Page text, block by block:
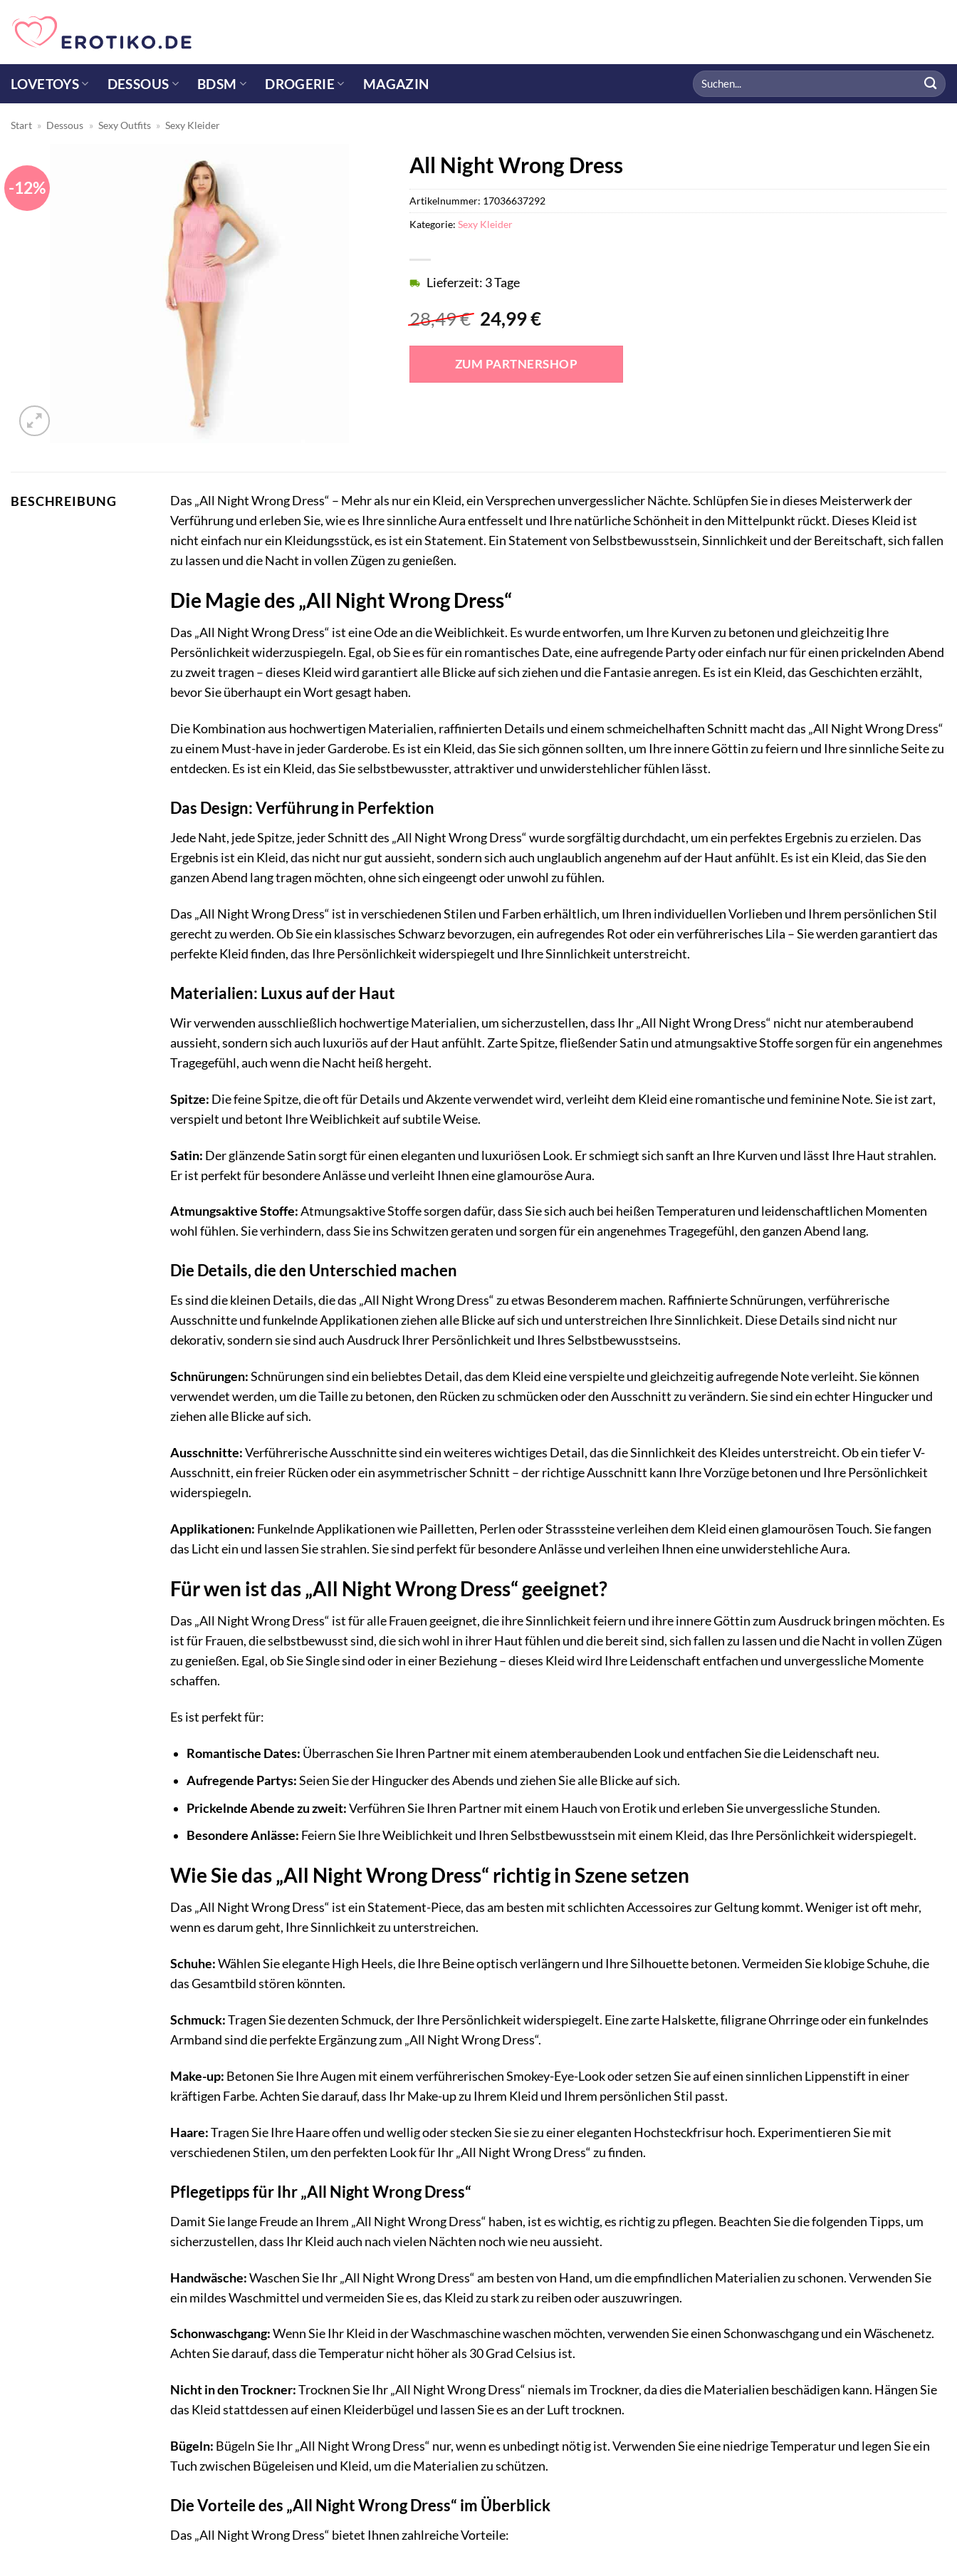
Inhalt
springen
LOVETOYS DESSOUS BDSM DROGERIE MAGAZIN
Suchen
nach:
Start » Dessous » Sexy Outfits » Sexy Kleider
-12%
All Night Wrong Dress
28,49€ Ursprünglicher
Preis
war:
28,49 €
24,99€Aktueller
ist:
24,99 €.
Lieferzeit: 3 Tage
ZUM PARTNERSHOP
Artikelnummer: 17036637292
Kategorie: Sexy Kleider
BESCHREIBUNG
Das „All Night Wrong Dress“ – Mehr als nur ein Kleid, ein Versprechen unvergesslicher Nächte. Schlüpfen Sie in dieses Meisterwerk der
Verführung und erleben Sie, wie es Ihre sinnliche Aura entfesselt und Ihre natürliche Schönheit in den Mittelpunkt rückt. Dieses Kleid ist
nicht einfach nur ein Kleidungsstück, es ist ein Statement. Ein Statement von Selbstbewusstsein, Sinnlichkeit und der Bereitschaft, sich fallen
zu lassen und die Nacht in vollen Zügen zu genießen.
Die Magie des „All Night Wrong Dress“
Das „All Night Wrong Dress“ ist eine Ode an die Weiblichkeit. Es wurde entworfen, um Ihre Kurven zu betonen und gleichzeitig Ihre
Persönlichkeit widerzuspiegeln. Egal, ob Sie es für ein romantisches Date, eine aufregende Party oder einfach nur für einen prickelnden Abend
zu zweit tragen – dieses Kleid wird garantiert alle Blicke auf sich ziehen und die Fantasie anregen. Es ist ein Kleid, das Geschichten erzählt,
bevor Sie überhaupt ein Wort gesagt haben.
Die Kombination aus hochwertigen Materialien, raffinierten Details und einem schmeichelhaften Schnitt macht das „All Night Wrong Dress“
zu einem Must-have in jeder Garderobe. Es ist ein Kleid, das Sie sich gönnen sollten, um Ihre innere Göttin zu feiern und Ihre sinnliche Seite zu
entdecken. Es ist ein Kleid, das Sie selbstbewusster, attraktiver und unwiderstehlicher fühlen lässt.
Das Design: Verführung in Perfektion
Jede Naht, jede Spitze, jeder Schnitt des „All Night Wrong Dress“ wurde sorgfältig durchdacht, um ein perfektes Ergebnis zu erzielen. Das
Ergebnis ist ein Kleid, das nicht nur gut aussieht, sondern sich auch unglaublich angenehm auf der Haut anfühlt. Es ist ein Kleid, das Sie den
ganzen Abend lang tragen möchten, ohne sich eingeengt oder unwohl zu fühlen.
Das „All Night Wrong Dress“ ist in verschiedenen Stilen und Farben erhältlich, um Ihren individuellen Vorlieben und Ihrem persönlichen Stil
gerecht zu werden. Ob Sie ein klassisches Schwarz bevorzugen, ein aufregendes Rot oder ein verführerisches Lila – Sie werden garantiert das
perfekte Kleid finden, das Ihre Persönlichkeit widerspiegelt und Ihre Sinnlichkeit unterstreicht.
Materialien: Luxus auf der Haut
Wir verwenden ausschließlich hochwertige Materialien, um sicherzustellen, dass Ihr „All Night Wrong Dress“ nicht nur atemberaubend
aussieht, sondern sich auch luxuriös auf der Haut anfühlt. Zarte Spitze, fließender Satin und atmungsaktive Stoffe sorgen für ein angenehmes
Tragegefühl, auch wenn die Nacht heiß hergeht.
Spitze: Die feine Spitze, die oft für Details und Akzente verwendet wird, verleiht dem Kleid eine romantische und feminine Note. Sie ist zart,
verspielt und betont Ihre Weiblichkeit auf subtile Weise.
Satin: Der glänzende Satin sorgt für einen eleganten und luxuriösen Look. Er schmiegt sich sanft an Ihre Kurven und lässt Ihre Haut strahlen.
Er ist perfekt für besondere Anlässe und verleiht Ihnen eine glamouröse Aura.
Atmungsaktive Stoffe:Atmungsaktive Stoffe sorgen dafür, dass Sie sich auch bei heißen Temperaturen und leidenschaftlichen Momenten
wohl fühlen. Sie verhindern, dass Sie ins Schwitzen geraten und sorgen für ein angenehmes Tragegefühl, den ganzen Abend lang.
Die Details, die den Unterschied machen
Es sind die kleinen Details, die das „All Night Wrong Dress“ zu etwas Besonderem machen. Raffinierte Schnürungen, verführerische
Ausschnitte und funkelnde Applikationen ziehen alle Blicke auf sich und unterstreichen Ihre Sinnlichkeit. Diese Details sind nicht nur
dekorativ, sondern sie sind auch Ausdruck Ihrer Persönlichkeit und Ihres Selbstbewusstseins.
Schnürungen:Schnürungen sind ein beliebtes Detail, das dem Kleid eine verspielte und gleichzeitig aufregende Note verleiht. Sie können
verwendet werden, um die Taille zu betonen, den Rücken zu schmücken oder den Ausschnitt zu verändern. Sie sind ein echter Hingucker und
ziehen alle Blicke auf sich.
Ausschnitte:Verführerische Ausschnitte sind ein weiteres wichtiges Detail, das die Sinnlichkeit des Kleides unterstreicht. Ob ein tiefer V-
Ausschnitt, ein freier Rücken oder ein asymmetrischer Schnitt – der richtige Ausschnitt kann Ihre Vorzüge betonen und Ihre Persönlichkeit
widerspiegeln.
Applikationen: Funkelnde Applikationen wie Pailletten, Perlen oder Strasssteine verleihen dem Kleid einen glamourösen Touch. Sie fangen
das Licht ein und lassen Sie strahlen. Sie sind perfekt für besondere Anlässe und verleihen Ihnen eine unwiderstehliche Aura.
Für wen ist das „All Night Wrong Dress“ geeignet?
Das „All Night Wrong Dress“ ist für alle Frauen geeignet, die ihre Sinnlichkeit feiern und ihre innere Göttin zum Ausdruck bringen möchten. Es
ist für Frauen, die selbstbewusst sind, die sich wohl in ihrer Haut fühlen und die bereit sind, sich fallen zu lassen und die Nacht in vollen Zügen
zu genießen. Egal, ob Sie Single sind oder in einer Beziehung – dieses Kleid wird Ihre Leidenschaft entfachen und unvergessliche Momente
schaffen.
Es ist perfekt für:
Romantische Dates: Überraschen Sie Ihren Partner mit einem atemberaubenden Look und entfachen Sie die Leidenschaft neu.
Aufregende Partys:Seien Sie der Hingucker des Abends und ziehen Sie alle Blicke auf sich.
Prickelnde Abende zu zweit:Verführen Sie Ihren Partner mit einem Hauch von Erotik und erleben Sie unvergessliche Stunden.
Besondere Anlässe: Feiern Sie Ihre Weiblichkeit und Ihren Selbstbewusstsein mit einem Kleid, das Ihre Persönlichkeit widerspiegelt.
Wie Sie das „All Night Wrong Dress“ richtig in Szene setzen
Das „All Night Wrong Dress“ ist ein Statement-Piece, das am besten mit schlichten Accessoires zur Geltung kommt. Weniger ist oft mehr,
wenn es darum geht, Ihre Sinnlichkeit zu unterstreichen.
Schuhe:Wählen Sie elegante High Heels, die Ihre Beine optisch verlängern und Ihre Silhouette betonen. Vermeiden Sie klobige Schuhe, die
das Gesamtbild stören könnten.
Schmuck:Tragen Sie dezenten Schmuck, der Ihre Persönlichkeit widerspiegelt. Eine zarte Halskette, filigrane Ohrringe oder ein funkelndes
Armband sind die perfekte Ergänzung zum „All Night Wrong Dress“.
Make-up: Betonen Sie Ihre Augen mit einem verführerischen Smokey-Eye-Look oder setzen Sie auf einen sinnlichen Lippenstift in einer
kräftigen Farbe. Achten Sie darauf, dass Ihr Make-up zu Ihrem Kleid und Ihrem persönlichen Stil passt.
Haare:Tragen Sie Ihre Haare offen und wellig oder stecken Sie sie zu einer eleganten Hochsteckfrisur hoch. Experimentieren Sie mit
verschiedenen Stilen, um den perfekten Look für Ihr „All Night Wrong Dress“ zu finden.
Pflegetipps für Ihr „All Night Wrong Dress“
Damit Sie lange Freude an Ihrem „All Night Wrong Dress“ haben, ist es wichtig, es richtig zu pflegen. Beachten Sie die folgenden Tipps, um
sicherzustellen, dass Ihr Kleid auch nach vielen Nächten noch wie neu aussieht.
Handwäsche:Waschen Sie Ihr „All Night Wrong Dress“ am besten von Hand, um die empfindlichen Materialien zu schonen. Verwenden Sie
ein mildes Waschmittel und vermeiden Sie es, das Kleid zu stark zu reiben oder auszuwringen.
Schonwaschgang:Wenn Sie Ihr Kleid in der Waschmaschine waschen möchten, verwenden Sie einen Schonwaschgang und ein Wäschenetz.
Achten Sie darauf, dass die Temperatur nicht höher als 30 Grad Celsius ist.
Nicht in den Trockner:Trocknen Sie Ihr „All Night Wrong Dress“ niemals im Trockner, da dies die Materialien beschädigen kann. Hängen Sie
das Kleid stattdessen auf einen Kleiderbügel und lassen Sie es an der Luft trocknen.
Bügeln: Bügeln Sie Ihr „All Night Wrong Dress“ nur, wenn es unbedingt nötig ist. Verwenden Sie eine niedrige Temperatur und legen Sie ein
Tuch zwischen Bügeleisen und Kleid, um die Materialien zu schützen.
Die Vorteile des „All Night Wrong Dress“ im Überblick
Das „All Night Wrong Dress“ bietet Ihnen zahlreiche Vorteile: